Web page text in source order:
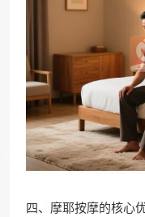
四、摩耶按摩的核心